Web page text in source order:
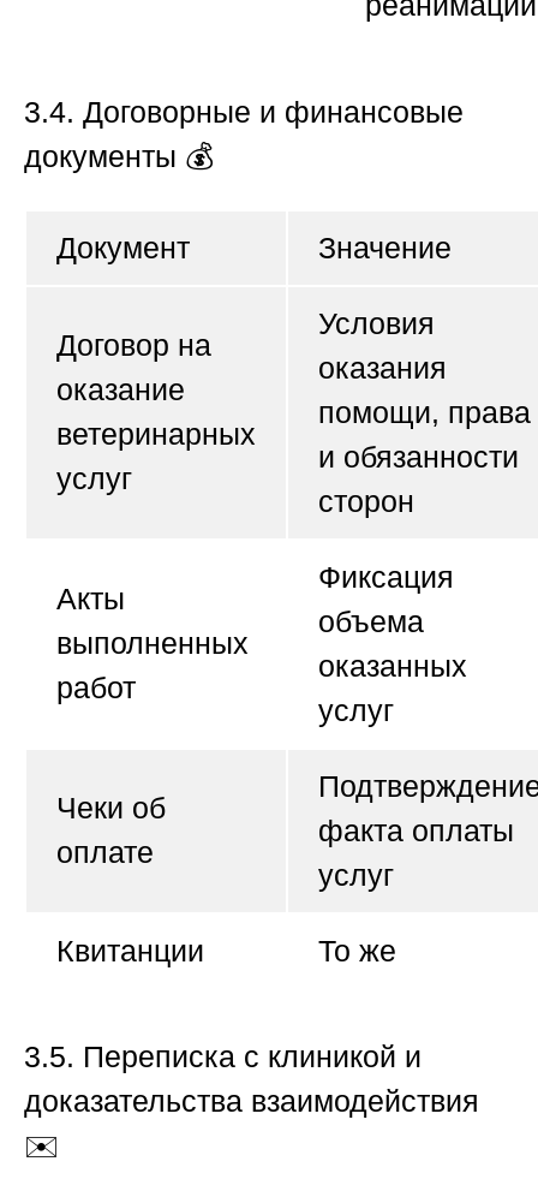
3.4. Договорные и финансовые
документы 💰
Документ Значение
Договор на
оказание
ветеринарных
услуг
Условия
оказания
помощи, права
и обязанности
сторон
Акты
выполненных
работ
Фиксация
объема
оказанных
услуг
Чеки об
оплате
факта оплаты
услуг
Квитанции То же
3.5. Переписка с клиникой и
доказательства взаимодействия
✉️